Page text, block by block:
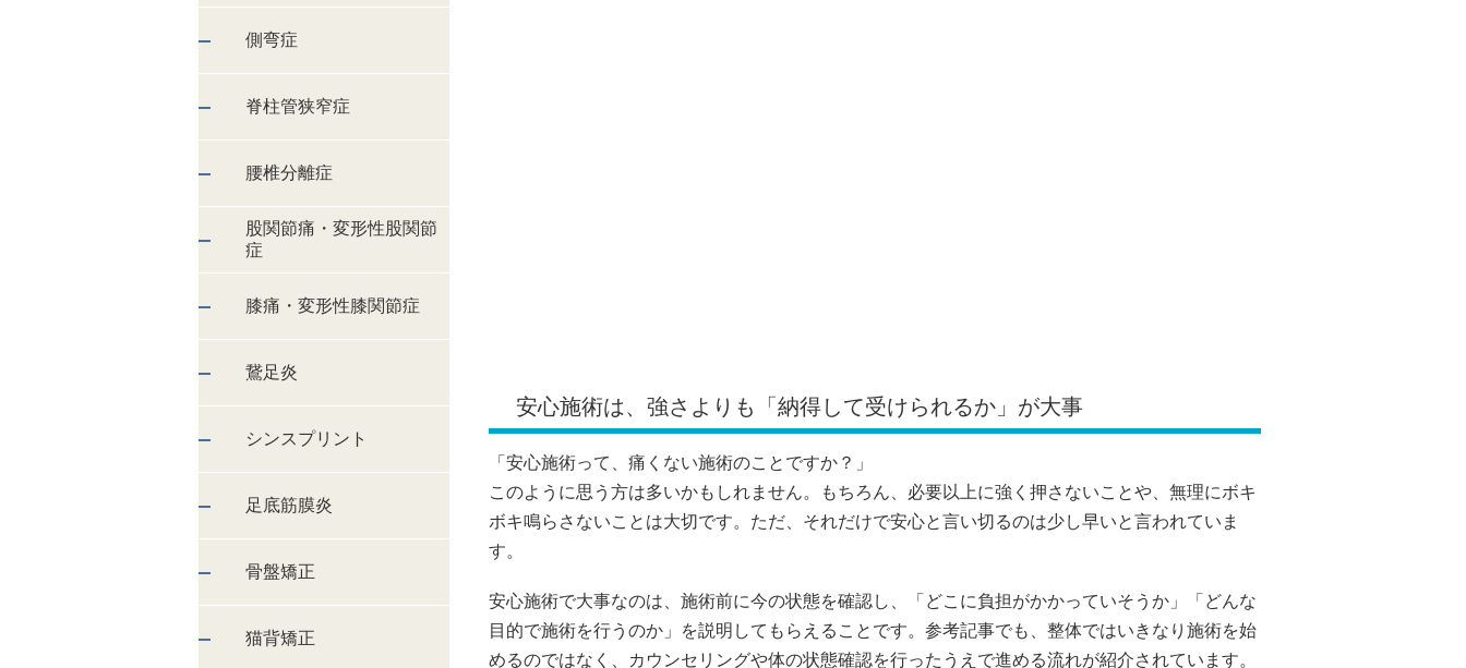
側弯症
脊柱管狭窄症
腰椎分離症
股関節痛・変形性股関節
症
膝痛・変形性膝関節症
鵞足炎
シンスプリント
足底筋膜炎
骨盤矯正
猫背矯正
安心施術は、強さよりも「納得して受けられるか」が大事
「安心施術って、痛くない施術のことですか？」
このように思う方は多いかもしれません。もちろん、必要以上に強く押さないことや、無理にボキ
ボキ鳴らさないことは大切です。ただ、それだけで安心と言い切るのは少し早いと言われていま
す。
安心施術で大事なのは、施術前に今の状態を確認し、「どこに負担がかかっていそうか」「どんな
目的で施術を行うのか」を説明してもらえることです。参考記事でも、整体ではいきなり施術を始
めるのではなく、カウンセリングや体の状態確認を行ったうえで進める流れが紹介されています。